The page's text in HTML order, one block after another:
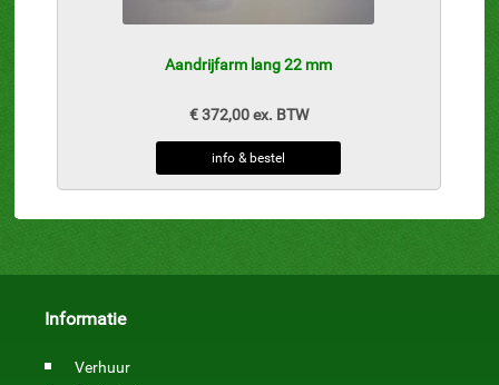
Aandrijfarm lang 22 mm
€ 372,00 ex. BTW
info & bestel
Informatie
Verhuur